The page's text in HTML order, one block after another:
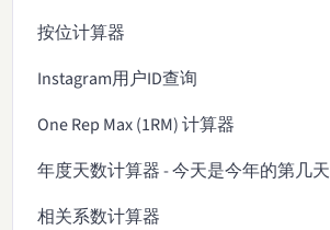
按位计算器
Instagram用户ID查询
One Rep Max (1RM) 计算器
年度天数计算器 - 今天是今年的第几天
相关系数计算器